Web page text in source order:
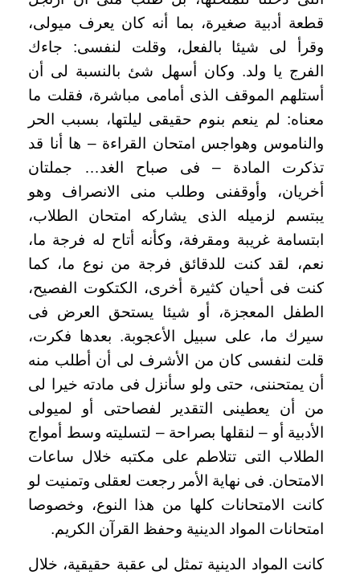
قطعة أدبية صغيرة، بما أنه كان يعرف ميولى،
وقرأ لى شيئا بالفعل، وقلت لنفسى: جاءك
الفرج يا ولد. وكان أسهل شئ بالنسبة لى أن
أستلهم الموقف الذى أمامى مباشرة، فقلت ما
معناه: لم ينعم بنوم حقيقى ليلتها، بسبب الحر
والناموس وهواجس امتحان القراءة – ها أنا قد
تذكرت المادة – فى صباح الغد… جملتان
أخريان، وأوقفنى وطلب منى الانصراف وهو
يبتسم لزميله الذى يشاركه امتحان الطلاب،
ابتسامة غريبة ومقرفة، وكأنه أتاح له فرجة ما،
نعم، لقد كنت للدقائق فرجة من نوع ما، كما
كنت فى أحيان كثيرة أخرى، الكتكوت الفصيح،
الطفل المعجزة، أو شيئا يستحق العرض فى
سيرك ما، على سبيل الأعجوبة. بعدها فكرت،
قلت لنفسى كان من الأشرف لى أن أطلب منه
أن يمتحننى، حتى ولو سأنزل فى مادته خيرا لى
من أن يعطينى التقدير لفصاحتى أو لميولى
الأدبية أو – لنقلها بصراحة – لتسليته وسط أمواج
الطلاب التى تتلاطم على مكتبه خلال ساعات
الامتحان. فى نهاية الأمر رجعت لعقلى وتمنيت لو
كانت الامتحانات كلها من هذا النوع، وخصوصا
امتحانات المواد الدينية وحفظ القرآن الكريم.
كانت المواد الدينية تمثل لى عقبة حقيقية، خلال